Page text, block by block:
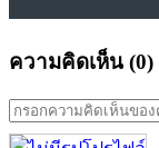
ความคิดเห็น (0)